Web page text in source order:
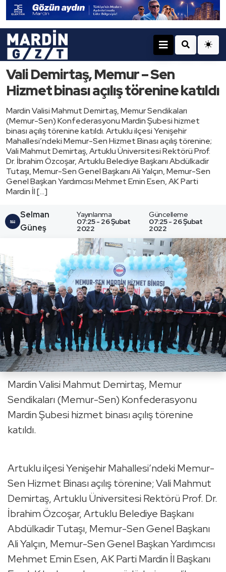
Vali Demirtaş, Memur – Sen
Hizmet binası açılış törenine katıldı
Mardin Valisi Mahmut Demirtaş, Memur Sendikaları
(Memur-Sen) Konfederasyonu Mardin Şubesi hizmet
binası açılış törenine katıldı. Artuklu ilçesi Yenişehir
Mahallesi’ndeki Memur-Sen Hizmet Binası açılış törenine;
Vali Mahmut Demirtaş, Artuklu Üniversitesi Rektörü Prof.
Dr. İbrahim Özcoşar, Artuklu Belediye Başkanı Abdülkadir
Tutaşı, Memur-Sen Genel Başkanı Ali Yalçın, Memur-Sen
Genel Başkan Yardımcısı Mehmet Emin Esen, AK Parti
Mardin İl […]
Selman
Güneş
Yayınlanma
07:25 - 26 Şubat
2022
Güncelleme
07:25 - 26 Şubat
2022
Mardin Valisi Mahmut Demirtaş, Memur
Sendikaları (Memur-Sen) Konfederasyonu
Mardin Şubesi hizmet binası açılış törenine
katıldı.
Artuklu ilçesi Yenişehir Mahallesi’ndeki Memur-
Sen Hizmet Binası açılış törenine; Vali Mahmut
Demirtaş, Artuklu Üniversitesi Rektörü Prof. Dr.
İbrahim Özcoşar, Artuklu Belediye Başkanı
Abdülkadir Tutaşı, Memur-Sen Genel Başkanı
Ali Yalçın, Memur-Sen Genel Başkan Yardımcısı
Mehmet Emin Esen, AK Parti Mardin İl Başkanı